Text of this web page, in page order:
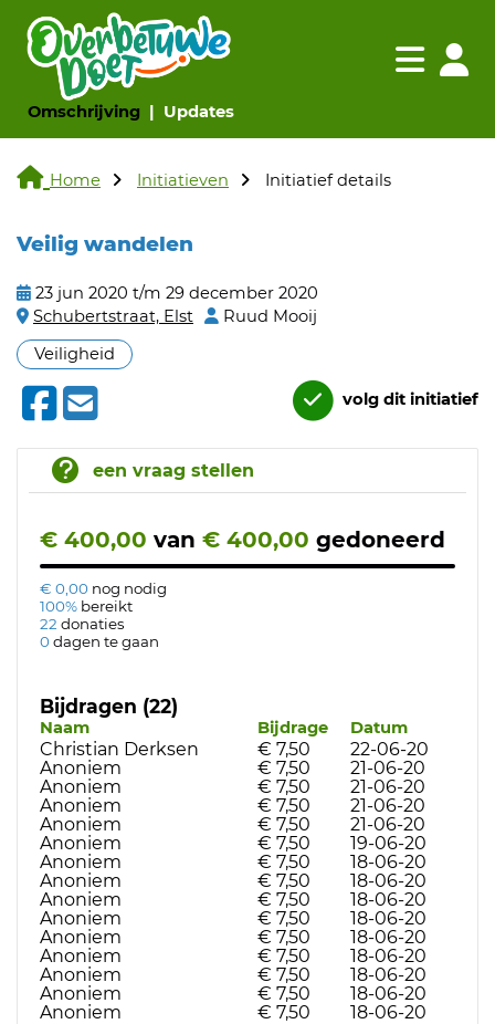
Omschrijving(huidige pagina)
Updates(huidige pagina)
Navigatie
Home Initiatieven Initiatief details
Veilig wandelen
23 jun 2020 t/m 29 december 2020
Schubertstraat, Elst
Ruud Mooij
Veiligheid
volg dit initiatief
een vraag stellen
€ 400,00 van € 400,00 gedoneerd
€ 0,00 nog nodig
100% bereikt
22 donaties
0dagen te gaan
Bijdragen (22)
Naam Bijdrage Datum
Christian Derksen € 7,50
22-06-20
Anoniem
€ 7,50
21-06-20
Anoniem
€ 7,50
21-06-20
Anoniem
€ 7,50
21-06-20
Anoniem
€ 7,50
21-06-20
Anoniem
€ 7,50
19-06-20
Anoniem
€ 7,50
18-06-20
Anoniem
€ 7,50
18-06-20
Anoniem
€ 7,50
18-06-20
Anoniem
€ 7,50
18-06-20
Anoniem
€ 7,50
18-06-20
Anoniem
€ 7,50
18-06-20
Anoniem
€ 7,50
18-06-20
Anoniem
€ 7,50
18-06-20
Anoniem
€ 7,50 18-06-20